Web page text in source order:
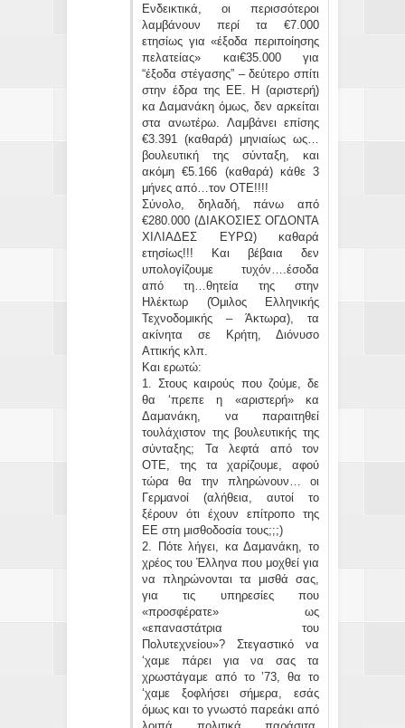
Ενδεικτικά, οι περισσότεροι
λαμβάνουν περί τα €7.000
ετησίως για «έξοδα περιποίησης
πελατείας» και€35.000 για
“έξοδα στέγασης” – δεύτερο σπίτι
στην έδρα της ΕΕ. Η (αριστερή)
κα Δαμανάκη όμως, δεν αρκείται
στα ανωτέρω. Λαμβάνει επίσης
€3.391 (καθαρά) μηνιαίως ως…
βουλευτική της σύνταξη, και
ακόμη €5.166 (καθαρά) κάθε 3
μήνες από…τον ΟΤΕ!!!!
Σύνολο, δηλαδή, πάνω από
€280.000 (ΔΙΑΚΟΣΙΕΣ ΟΓΔΟΝΤΑ
ΧΙΛΙΑΔΕΣ ΕΥΡΩ) καθαρά
ετησίως!!! Και βέβαια δεν
υπολογίζουμε τυχόν….έσοδα
από τη…θητεία της στην
Ηλέκτωρ (Όμιλος Ελληνικής
Τεχνοδομικής – Άκτωρα), τα
ακίνητα σε Κρήτη, Διόνυσο
Αττικής κλπ.
Και ερωτώ:
1. Στους καιρούς που ζούμε, δε
θα ‘πρεπε η «αριστερή» κα
Δαμανάκη, να παραιτηθεί
τουλάχιστον της βουλευτικής της
σύνταξης; Τα λεφτά από τον
ΟΤΕ, της τα χαρίζουμε, αφού
τώρα θα την πληρώνουν… οι
Γερμανοί (αλήθεια, αυτοί το
ξέρουν ότι έχουν επίτροπο της
ΕΕ στη μισθοδοσία τους;;;)
2. Πότε λήγει, κα Δαμανάκη, το
χρέος του Έλληνα που μοχθεί για
να πληρώνονται τα μισθά σας,
για τις υπηρεσίες που
«προσφέρατε» ως
«επαναστάτρια του
Πολυτεχνείου»? Στεγαστικό να
‘χαμε πάρει για να σας τα
χρωστάγαμε από το ’73, θα το
‘χαμε ξοφλήσει σήμερα, εσάς
όμως και το γνωστό παρεάκι από